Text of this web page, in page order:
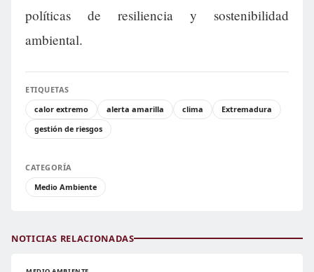
políticas de resiliencia y sostenibilidad
ambiental.
ETIQUETAS
calor extremo
alerta amarilla clima
Extremadura
gestión de riesgos
CATEGORÍA
Medio Ambiente
NOTICIAS RELACIONADAS